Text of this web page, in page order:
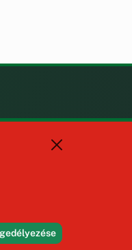
az Útirány